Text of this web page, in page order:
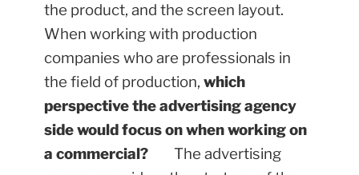
the product, and the screen layout.
When working with production
companies who are professionals in
the field of production, which
perspective the advertising agency
side would focus on when working on
a commercial?
The advertising